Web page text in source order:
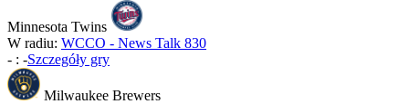
Minnesota Twins
W radiu: WCCO - News Talk 830
- : -Szczegóły gry
Milwaukee Brewers